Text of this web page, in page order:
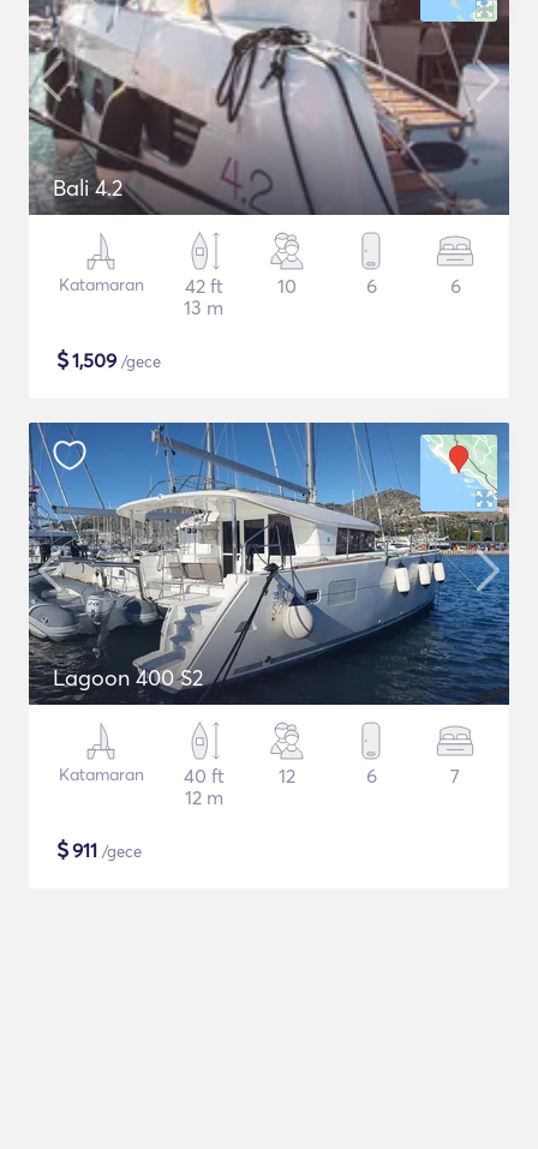
Bali 4.2
Katamaran
42 ft
13 m
10 6 6
$1,509 /gece
Lagoon 400 S2
Katamaran
40 ft
12 m
12 6 7
$911 /gece